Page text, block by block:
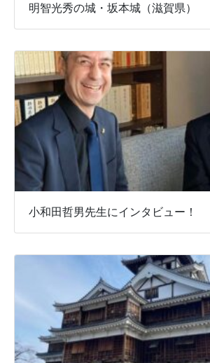
明智光秀の城・坂本城（滋賀県）
小和田哲男先生にインタビュー！